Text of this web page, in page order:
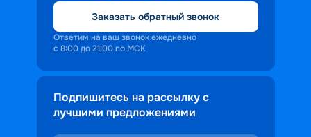
Заказать обратный звонок
Ответим на ваш звонок ежедневно
с 8:00 до 21:00 по МСК
Подпишитесь на рассылку с
лучшими предложениями